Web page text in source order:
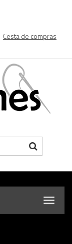
Cesta de compras